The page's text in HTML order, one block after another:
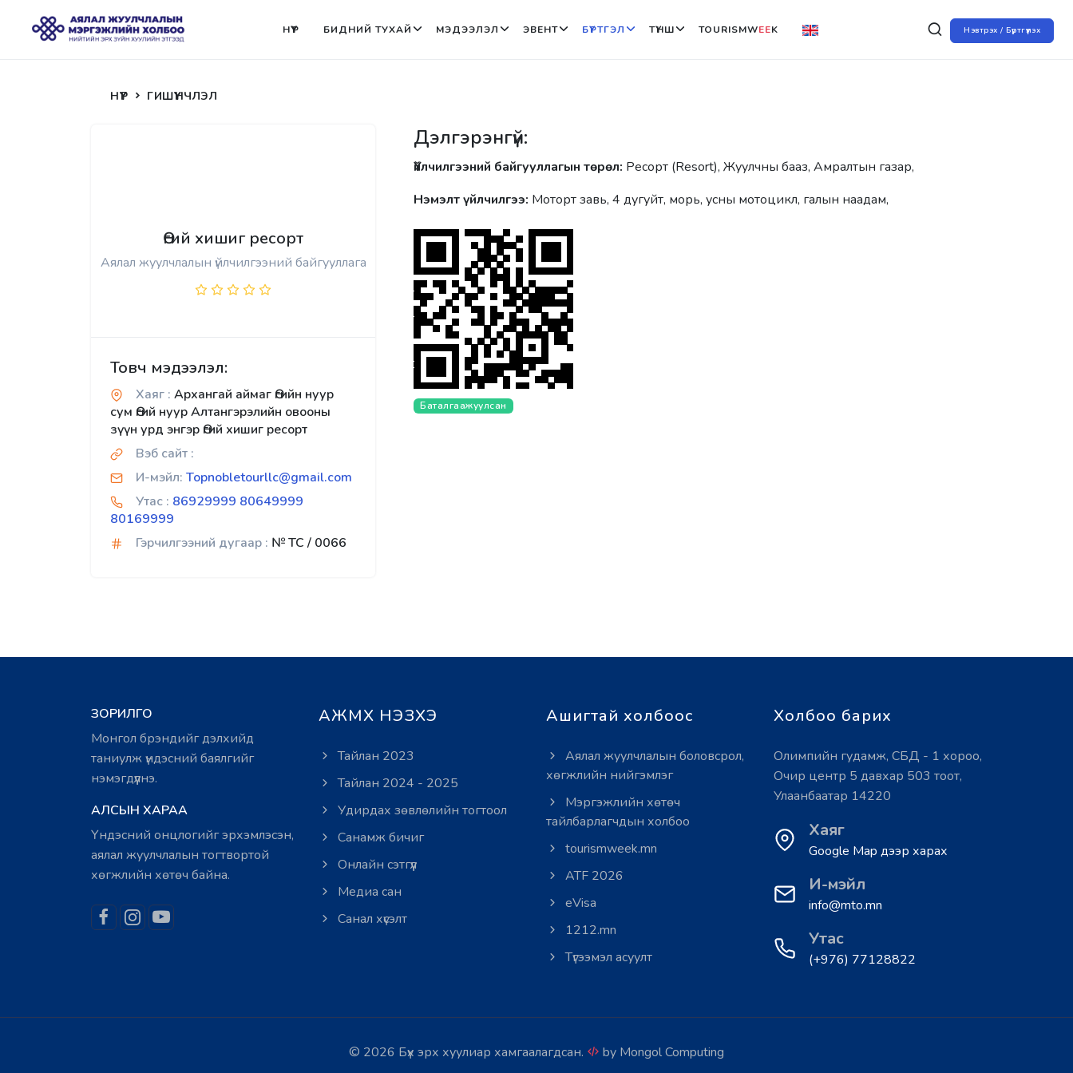
Нэвтрэх / Бүртгүүлэх
НҮҮР БИДНИЙ ТУХАЙ МЭДЭЭЛЭЛ ЭВЕНТ БҮРТГЭЛ ТҮНШ TOURISMWEEK
НҮҮР ГИШҮҮНЧЛЭЛ
Өгий хишиг ресорт
Аялал жуулчлалын үйлчилгээний байгууллага
Товч мэдээлэл:
Хаяг : Архангай аймаг Өгийн нуур
сум Өгий нуур Алтангэрэлийн овооны
зүүн урд энгэр Өгий хишиг ресорт
Вэб сайт :
И-мэйл: Topnobletourllc@gmail.com
Утас : 86929999 80649999
80169999
Гэрчилгээний дугаар : № TC / 0066
Дэлгэрэнгүй:
Үйлчилгээний байгууллагын төрөл: Ресорт (Resort), Жуулчны бааз, Амралтын газар,
Нэмэлт үйлчилгээ: Моторт завь, 4 дугуйт, морь, усны мотоцикл, галын наадам,
Баталгаажуулсан
ЗОРИЛГО
Монгол брэндийг дэлхийд
таниулж үндэсний баялгийг
нэмэгдүүлнэ.
АЛСЫН ХАРАА
Үндэсний онцлогийг эрхэмлэсэн,
аялал жуулчлалын тогтвортой
хөгжлийн хөтөч байна.
АЖМХ НЭЗХЭ
Тайлан 2023
Тайлан 2024 - 2025
Удирдах зөвлөлийн тогтоол
Санамж бичиг
Онлайн сэтгүүл
Медиа сан
Санал хүсэлт
Ашигтай холбоос
Аялал жуулчлалын боловсрол,
хөгжлийн нийгэмлэг
Мэргэжлийн хөтөч
тайлбарлагчдын холбоо
tourismweek.mn
ATF 2026
eVisa
1212.mn
Түгээмэл асуулт
Холбоо барих
Олимпийн гудамж, СБД - 1 хороо,
Очир центр 5 давхар 503 тоот,
Улаанбаатар 14220
Хаяг
Google Map дээр харах
И-мэйл
info@mto.mn
Утас
(+976) 77128822
© 2026 Бүх эрх хуулиар хамгаалагдсан. by Mongol Computing